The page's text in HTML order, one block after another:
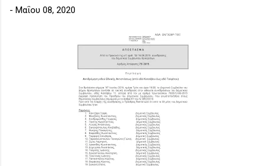
- Μαΐου 08, 2020